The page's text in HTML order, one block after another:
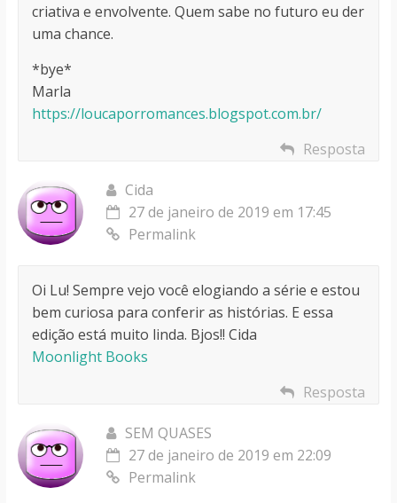
criativa e envolvente. Quem sabe no futuro eu der
uma chance.
*bye*
Marla
https://loucaporromances.blogspot.com.br/
Resposta
Cida
27 de janeiro de 2019 em 17:45
Permalink
Oi Lu! Sempre vejo você elogiando a série e estou
bem curiosa para conferir as histórias. E essa
edição está muito linda. Bjos!! Cida
Moonlight Books
Resposta
SEM QUASES
27 de janeiro de 2019 em 22:09
Permalink